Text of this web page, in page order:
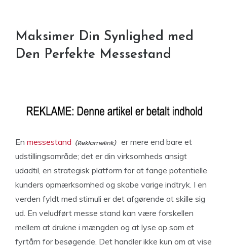
Maksimer Din Synlighed med
Den Perfekte Messestand
En messestand
er mere end bare et
udstillingsområde; det er din virksomheds ansigt
udadtil, en strategisk platform for at fange potentielle
kunders opmærksomhed og skabe varige indtryk. I en
verden fyldt med stimuli er det afgørende at skille sig
ud. En veludført messe stand kan være forskellen
mellem at drukne i mængden og at lyse op som et
fyrtårn for besøgende. Det handler ikke kun om at vise